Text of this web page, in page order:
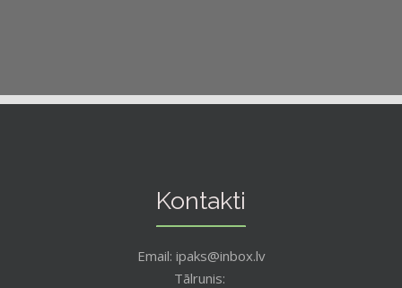
Kontakti
Email: ipaks@inbox.lv
Tālrunis: